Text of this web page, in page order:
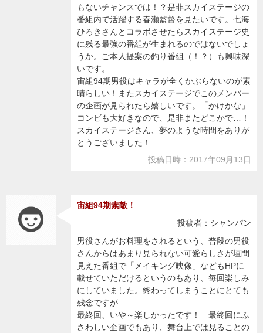
もないチャンスでは！？是非スカイステージの
番組内で活躍する春瀬監督を見たいです。七海
ひろきさんとコラボさせたらスカイステージ史
に残る最強の番組が生まれるのではないでしょ
うか。ご本人提案の釣り番組（！？）も興味深
いです。
宙組94期男役はキャラが全くかぶらないのが素
晴らしい！またスカイステージでこのメンバー
の企画が見られたら嬉しいです。「かけかな」
コンビも大好きなので、是非またどこかで…！
スカイステージさん、夢のような時間をありが
とうございました！
投稿日時：2017年09月13日
宙組94期素敵！
投稿者：シャンパン
男役さんがお料理をされるという、普段の男役
さんからはあまり見られない可愛らしさが垣間
見えた番組で「メイキング映像」などもHPに
載せていただけるというのもあり、毎回楽しみ
にしていました。終わってしまうことにとても
残念ですが…
最終回、いや～楽しかったです！ 最終回にふ
さわしい企画でもあり、舞台上では見ることの